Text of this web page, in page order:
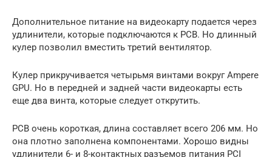
Дополнительное питание на видеокарту подается через
удлинители, которые подключаются к PCB. Но длинный
кулер позволил вместить третий вентилятор.
Кулер прикручивается четырьмя винтами вокруг Ampere
GPU. Но в передней и задней части видеокарты есть
еще два винта, которые следует открутить.
PCB очень короткая, длина составляет всего 206 мм. Но
она плотно заполнена компонентами. Хорошо видны
удлинители 6- и 8-контактных разъемов питания PCI